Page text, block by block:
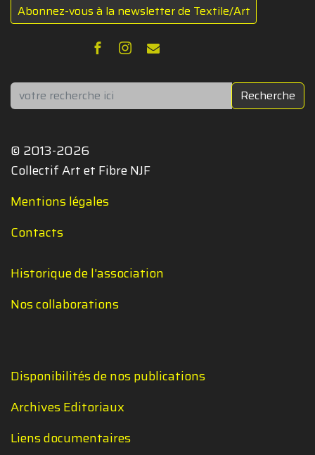
Abonnez-vous à la newsletter de Textile/Art
Rechercher Recherche
© 2013-2026
Collectif Art et Fibre NJF
Mentions légales
Contacts
Historique de l'association
Nos collaborations
Disponibilités de nos publications
Archives Editoriaux
Liens documentaires